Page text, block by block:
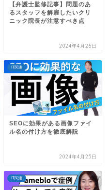
【弁護士監修記事】問題のあ
るスタッフを解雇したいクリ
ニック院長が注意すべき点
2024年4月26日
IT関連
SEOに効果がある画像ファイ
ル名の付け方を徹底解説
2024年4月25日
IT関連